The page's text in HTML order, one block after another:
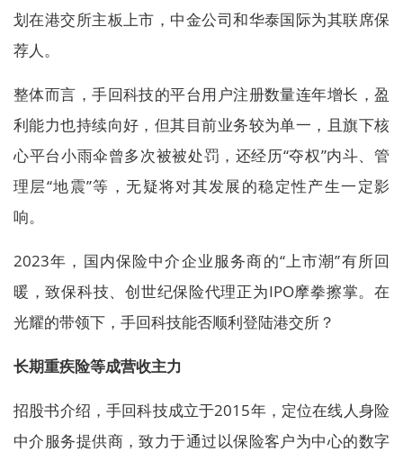
划在港交所主板上市，中金公司和华泰国际为其联席保
荐人。
整体而言，手回科技的平台用户注册数量连年增长，盈
利能力也持续向好，但其目前业务较为单一，且旗下核
心平台小雨伞曾多次被被处罚，还经历“夺权”内斗、管
理层“地震”等，无疑将对其发展的稳定性产生一定影
响。
2023年，国内保险中介企业服务商的“上市潮”有所回
暖，致保科技、创世纪保险代理正为IPO摩拳擦掌。在
光耀的带领下，手回科技能否顺利登陆港交所？
长期重疾险等成营收主力
招股书介绍，手回科技成立于2015年，定位在线人身险
中介服务提供商，致力于通过以保险客户为中心的数字